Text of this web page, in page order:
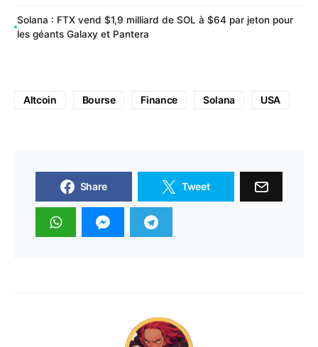
Solana : FTX vend $1,9 milliard de SOL à $64 par jeton pour
les géants Galaxy et Pantera
Altcoin Bourse Finance Solana USA
Share Tweet